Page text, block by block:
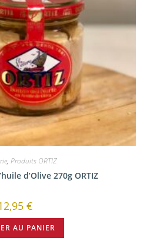
, Produits ORTIZ
d’Olive 270g ORTIZ
€
AU PANIER